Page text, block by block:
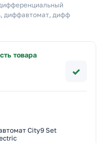
диффавтомат, дифф
товара
✓
City9 Set